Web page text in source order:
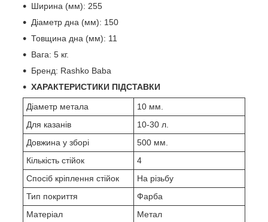
Ширина (мм): 255
Діаметр дна (мм): 150
Товщина дна (мм): 11
Вага: 5 кг.
Бренд: Rashko Baba
ХАРАКТЕРИСТИКИ ПІДСТАВКИ
Діаметр метала
10 мм.
Для казанів
10-30 л.
Довжина у зборі
500 мм.
Кількість стійок
4
Спосіб кріплення стійок
На різьбу
Тип покриття
Фарба
Матеріал
Метал